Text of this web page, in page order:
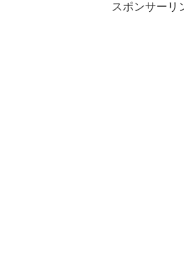
スポンサーリ